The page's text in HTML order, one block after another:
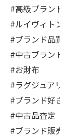
#高級ブラン
#ルイヴィト
#ブランド品
#中古ブラン
#お財布
#ラグジュア
#ブランド好
#中古品査定
#ブランド販